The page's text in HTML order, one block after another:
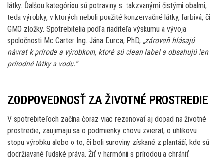
látky. Ďalšou kategóriou sú potraviny s takzvanými čistými obalmi,
teda výrobky, v ktorých neboli použité konzervačné látky, farbivá, či
GMO zložky. Spotrebitelia podľa riaditeľa výskumu a vývoja
spoločnosti Mc Carter Ing. Jána Durca, PhD, „zároveň hlásajú
návrat k prírode a výrobkom, ktoré sú clean label a obsahujú len
prírodné látky a vodu.“
ZODPOVEDNOSŤ ZA ŽIVOTNÉ PROSTREDIE
V spotrebiteľoch začína čoraz viac rezonovať aj dopad na životné
prostredie, zaujímajú sa o podmienky chovu zvierat, o uhlíkovú
stopu výrobku alebo o to, či boli suroviny získané z plantáží, kde sú
dodržiavané ľudské práva. Žiť v harmónii s prírodou a chrániť